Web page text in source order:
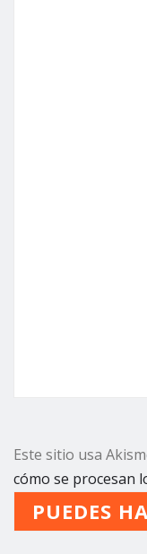
Este sitio usa
cómo se procesan
PUEDES